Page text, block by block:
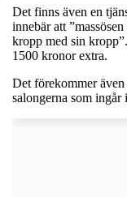
Det finns även en
innebär att
kropp med sin
1500 kronor extra.
Det förekommer
salongerna som ingår